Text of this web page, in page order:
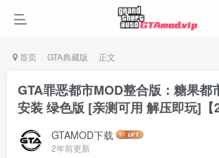
首页 GTA典藏版 正文
GTA罪恶都市MOD整合版：糖果都
安装 绿色版 [亲测可用 解压即玩]【
GTAMOD下载
2年前更新